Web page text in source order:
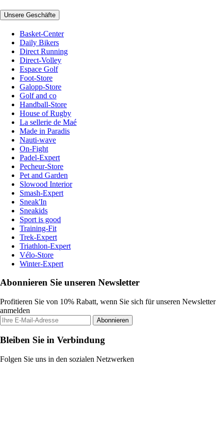
Unsere Geschäfte
Basket-Center
Daily Bikers
Direct Running
Direct-Volley
Espace Golf
Foot-Store
Galopp-Store
Golf and co
Handball-Store
House of Rugby
La sellerie de Maé
Made in Paradis
Nauti-wave
On-Fight
Padel-Expert
Pecheur-Store
Pet and Garden
Slowood Interior
Smash-Expert
Sneak'In
Sneakids
Sport is good
Training-Fit
Trek-Expert
Triathlon-Expert
Vélo-Store
Winter-Expert
Abonnieren Sie unseren Newsletter
Profitieren Sie von 10% Rabatt, wenn Sie sich für unseren Newsletter
anmelden
Abonnieren
Bleiben Sie in Verbindung
Folgen Sie uns in den sozialen Netzwerken